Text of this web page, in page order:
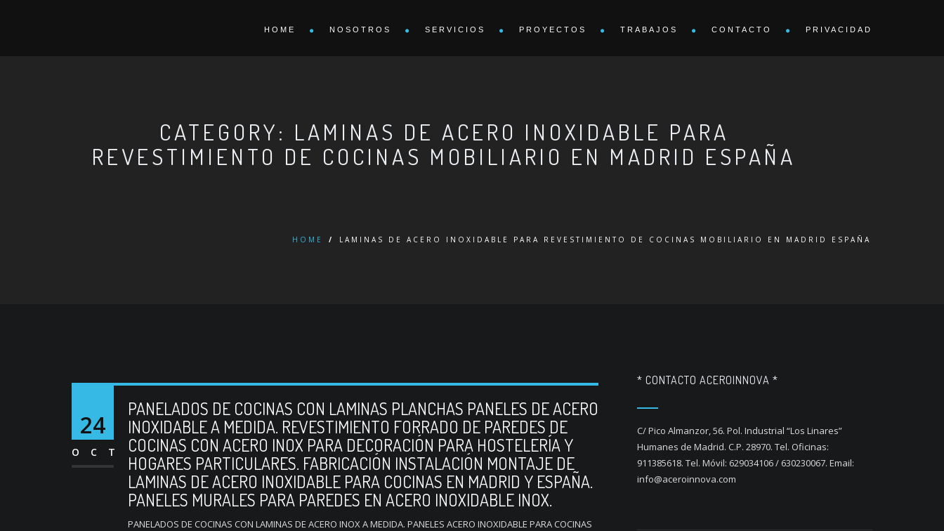
HOME NOSOTROS SERVICIOS PROYECTOS TRABAJOS CONTACTO PRIVACIDAD
CATEGORY: LAMINAS DE ACERO INOXIDABLE PARA
REVESTIMIENTO DE COCINAS MOBILIARIO EN MADRID ESPAÑA
HOME / LAMINAS DE ACERO INOXIDABLE PARA REVESTIMIENTO DE COCINAS MOBILIARIO EN MADRID ESPAÑA
24
OCT
PANELADOS DE COCINAS CON LAMINAS PLANCHAS PANELES DE ACERO
INOXIDABLE A MEDIDA. REVESTIMIENTO FORRADO DE PAREDES DE
COCINAS CON ACERO INOX PARA DECORACIÓN PARA HOSTELERÍA Y
HOGARES PARTICULARES. FABRICACIÓN INSTALACIÓN MONTAJE DE
LAMINAS DE ACERO INOXIDABLE PARA COCINAS EN MADRID Y ESPAÑA.
PANELES MURALES PARA PAREDES EN ACERO INOXIDABLE INOX.
PANELADOS DE COCINAS CON LAMINAS DE ACERO INOX A MEDIDA. PANELES ACERO INOXIDABLE PARA COCINAS
* CONTACTO ACEROINNOVA *
C/ Pico Almanzor, 56. Pol. Industrial “Los Linares”
Humanes de Madrid. C.P. 28970. Tel. Oficinas:
911385618. Tel. Móvil: 629034106 / 630230067. Email:
info@aceroinnova.com